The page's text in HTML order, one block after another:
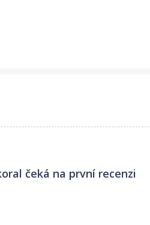
čeká na první recenzi